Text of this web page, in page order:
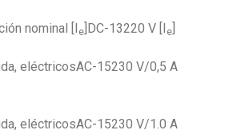
nominal [I e ]DC-13220 V [I e
eléctricosAC-15230 V/0,5 A
eléctricosAC-15230 V/1.0 A